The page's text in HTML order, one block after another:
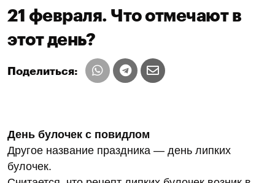
21 февраля. Что отмечают в
этот день?
Поделиться:
День булочек с повидлом
Другое название праздника — день липких
булочек.